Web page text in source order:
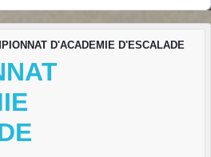
D'ACADEMIE D'ESCALADE